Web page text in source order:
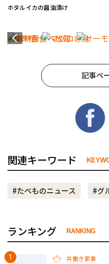
ホタルイカの醤油漬け
記事ペ
関連キーワード
#たべものニュース #グ
ランキング RANKING
共働き家事